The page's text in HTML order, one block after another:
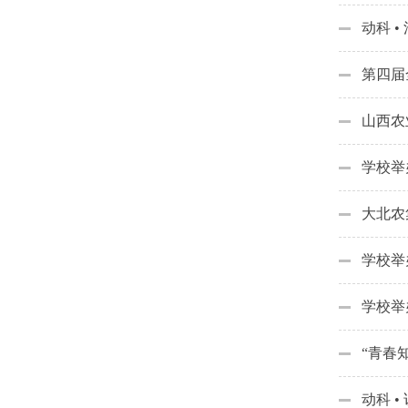
动科 •
第四
山西
学校举
大北
学校
学校
“青春
动科 •